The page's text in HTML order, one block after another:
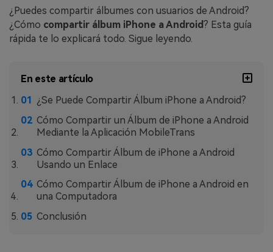
¿Puedes compartir álbumes con usuarios de Android?
¿Cómo compartir álbum iPhone a Android? Esta guía
rápida te lo explicará todo. Sigue leyendo.
En este artículo
¿Se Puede Compartir Álbum iPhone a Android?
Cómo Compartir un Álbum de iPhone a Android
Mediante la Aplicación MobileTrans
Cómo Compartir Álbum de iPhone a Android
Usando un Enlace
Cómo Compartir Álbum de iPhone a Android en
una Computadora
Conclusión